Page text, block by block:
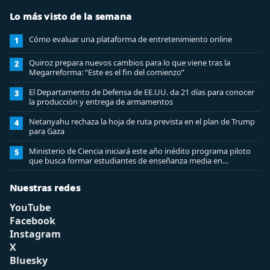
Lo más visto de la semana
1 Cómo evaluar una plataforma de entretenimiento online
2
Quiroz prepara nuevos cambios para lo que viene tras la
Megarreforma: “Este es el fin del comienzo”
3
El Departamento de Defensa de EE.UU. da 21 días para conocer
la producción y entrega de armamentos
4
Netanyahu rechaza la hoja de ruta prevista en el plan de Trump
para Gaza
5
Ministerio de Ciencia iniciará este año inédito programa piloto
que busca formar estudiantes de enseñanza media en
ciberseguridad
Nuestras redes
YouTube
Facebook
Instagram
X
Bluesky